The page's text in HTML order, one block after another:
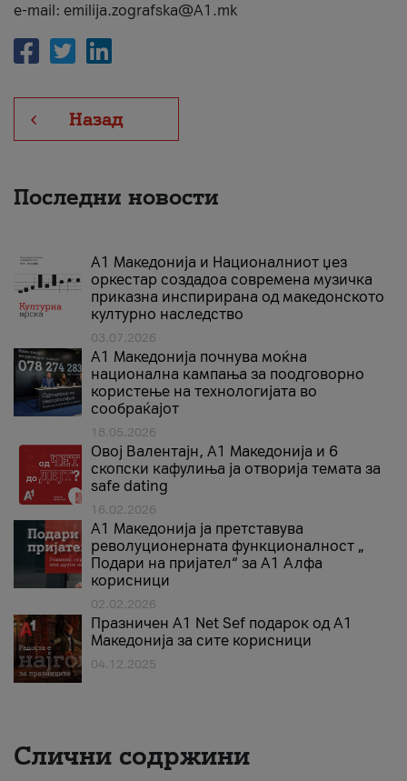
e-mail: emilija.zografska@A1.mk
Назад
Последни новости
А1 Македонија и Националниот џез
оркестар создадоа современа музичка
приказна инспирирана од македонското
културно наследство
03.07.2026
A1 Македонија почнува моќна
национална кампања за поодговорно
користење на технологијата во
сообраќајот
18.05.2026
Овој Валентајн, A1 Македонија и 6
скопски кафулиња ја отворија темата за
safe dating
16.02.2026
А1 Македонија ја претставува
револуционерната функционалност „
Подари на пријател“ за А1 Алфа
корисници
02.02.2026
Празничен A1 Net Sеf подарок од А1
Македонија за сите корисници
04.12.2025
Слични содржини